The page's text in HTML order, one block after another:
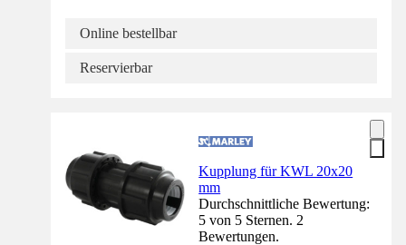
Online bestellbar
Reservierbar
Kupplung für KWL 20x20
mm
Durchschnittliche Bewertung:
5 von 5 Sternen. 2
Bewertungen.